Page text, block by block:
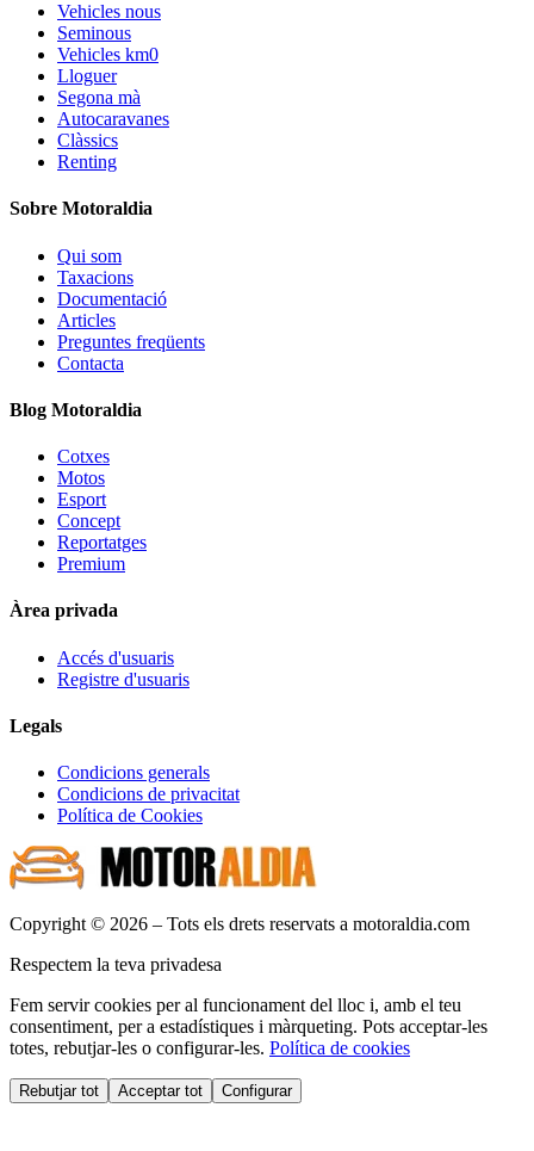
Vehicles nous
Seminous
Vehicles km0
Lloguer
Segona mà
Autocaravanes
Clàssics
Renting
Sobre Motoraldia
Qui som
Taxacions
Documentació
Articles
Preguntes freqüents
Contacta
Blog Motoraldia
Cotxes
Motos
Esport
Concept
Reportatges
Premium
Àrea privada
Accés d'usuaris
Registre d'usuaris
Legals
Condicions generals
Condicions de privacitat
Política de Cookies
Copyright © 2026 – Tots els drets reservats a motoraldia.com
Respectem la teva privadesa
Fem servir cookies per al funcionament del lloc i, amb el teu
consentiment, per a estadístiques i màrqueting. Pots acceptar-les
totes, rebutjar-les o configurar-les. Política de cookies
Rebutjar tot Acceptar tot Configurar